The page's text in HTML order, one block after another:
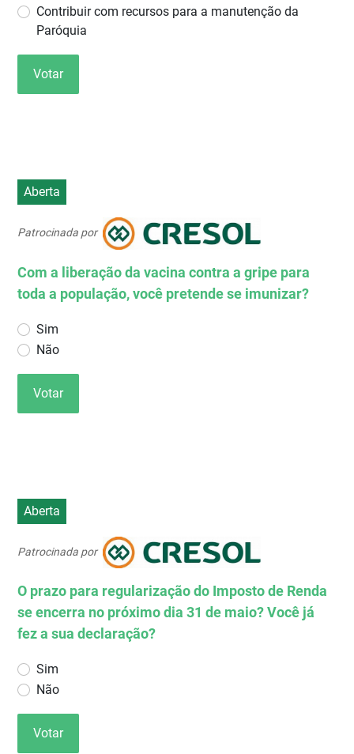
Contribuir com recursos para a manutenção da
Paróquia
Votar
Aberta
Patrocinada por
Com a liberação da vacina contra a gripe para
toda a população, você pretende se imunizar?
Sim
Não
Votar
Aberta
Patrocinada por
O prazo para regularização do Imposto de Renda
se encerra no próximo dia 31 de maio? Você já
fez a sua declaração?
Sim
Não
Votar